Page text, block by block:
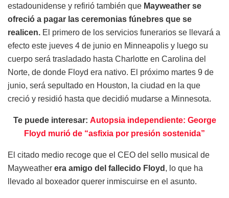
estadounidense y refirió también que Mayweather se
ofreció a pagar las ceremonias fúnebres que se
realicen. El primero de los servicios funerarios se llevará a
efecto este jueves 4 de junio en Minneapolis y luego su
cuerpo será trasladado hasta Charlotte en Carolina del
Norte, de donde Floyd era nativo. El próximo martes 9 de
junio, será sepultado en Houston, la ciudad en la que
creció y residió hasta que decidió mudarse a Minnesota.
Te puede interesar: Autopsia independiente: George
Floyd murió de “asfixia por presión sostenida”
El citado medio recoge que el CEO del sello musical de
Mayweather era amigo del fallecido Floyd , lo que ha
llevado al boxeador querer inmiscuirse en el asunto.